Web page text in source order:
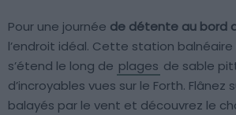
Pour une journée de détente au bord
l’endroit idéal. Cette station
s’étend le long de plages de sable
d’incroyables vues sur le Forth. Flânez
balayés par le vent et découvrez le